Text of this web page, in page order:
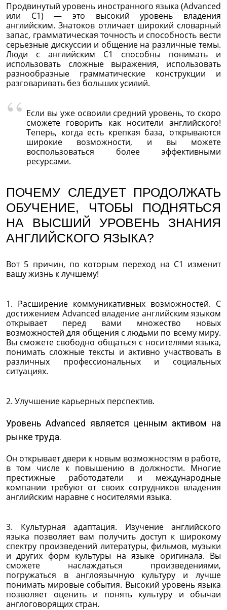
Продвинутый уровень иностранного языка (Advanced
или C1) — это высокий уровень владения
английским. Знатоков отличает широкий словарный
запас, грамматическая точность и способность вести
серьезные дискуссии и общение на различные темы.
Люди с английским С1 способны понимать и
использовать сложные выражения, использовать
разнообразные грамматические конструкции и
разговаривать без больших усилий.
Если вы уже освоили средний уровень, то скоро
сможете говорить как носители английского!
Теперь, когда есть крепкая база, открываются
широкие возможности, и вы можете
воспользоваться более эффективными
ресурсами.
ПОЧЕМУ СЛЕДУЕТ ПРОДОЛЖАТЬ
ОБУЧЕНИЕ, ЧТОБЫ ПОДНЯТЬСЯ
НА ВЫСШИЙ УРОВЕНЬ ЗНАНИЯ
АНГЛИЙСКОГО ЯЗЫКА?
Вот 5 причин, по которым переход на С1 изменит
вашу жизнь к лучшему!
1. Расширение коммуникативных возможностей. С
достижением Advanced владение английским языком
открывает перед вами множество новых
возможностей для общения с людьми по всему миру.
Вы сможете свободно общаться с носителями языка,
понимать сложные тексты и активно участвовать в
различных профессиональных и социальных
ситуациях.
2. Улучшение карьерных перспектив.
Уровень Advanced является ценным активом на
рынке труда.
Он открывает двери к новым возможностям в работе,
в том числе к повышению в должности. Многие
престижные работодатели и международные
компании требуют от своих сотрудников владения
английским наравне с носителями языка.
3. Культурная адаптация. Изучение английского
языка позволяет вам получить доступ к широкому
спектру произведений литературы, фильмов, музыки
и других форм культуры на языке оригинала. Вы
сможете наслаждаться произведениями,
погружаться в англоязычную культуру и лучше
понимать мировые события. Высокий уровень языка
позволяет оценить и понять культуру и обычаи
англоговорящих стран.